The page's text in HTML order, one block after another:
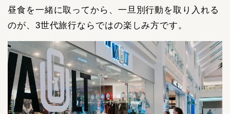
昼食を一緒に取ってから、一旦別行動を取り入れる
のが、3世代旅行ならではの楽しみ方です。